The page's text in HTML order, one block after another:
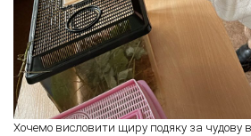
Хочемо висловити щиру подяку за чудову